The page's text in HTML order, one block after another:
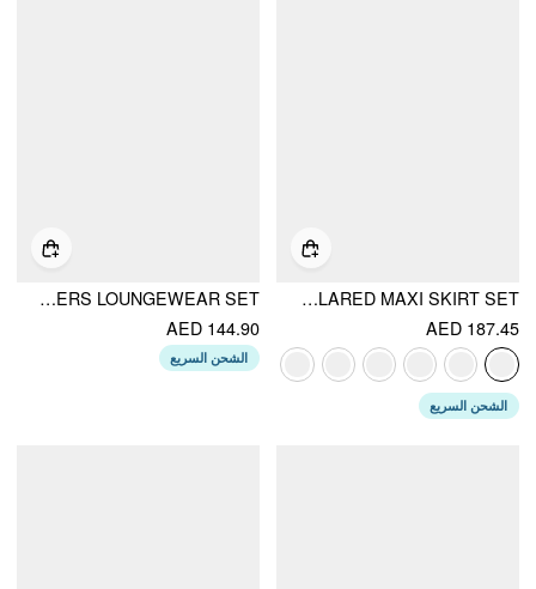
V-NECK TWIST RUCHED TOP & MID RISE RUCHED FLARED MAXI SKIRT SET
AED 187.45
الشحن السريع
V-NECK FLORAL BOWKNOT TANK TOP & MID RISE DRAWSTRING TROUSERS LOUNGEWEAR SET
AED 144.90
الشحن السريع